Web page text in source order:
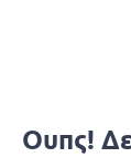
Ουπς!